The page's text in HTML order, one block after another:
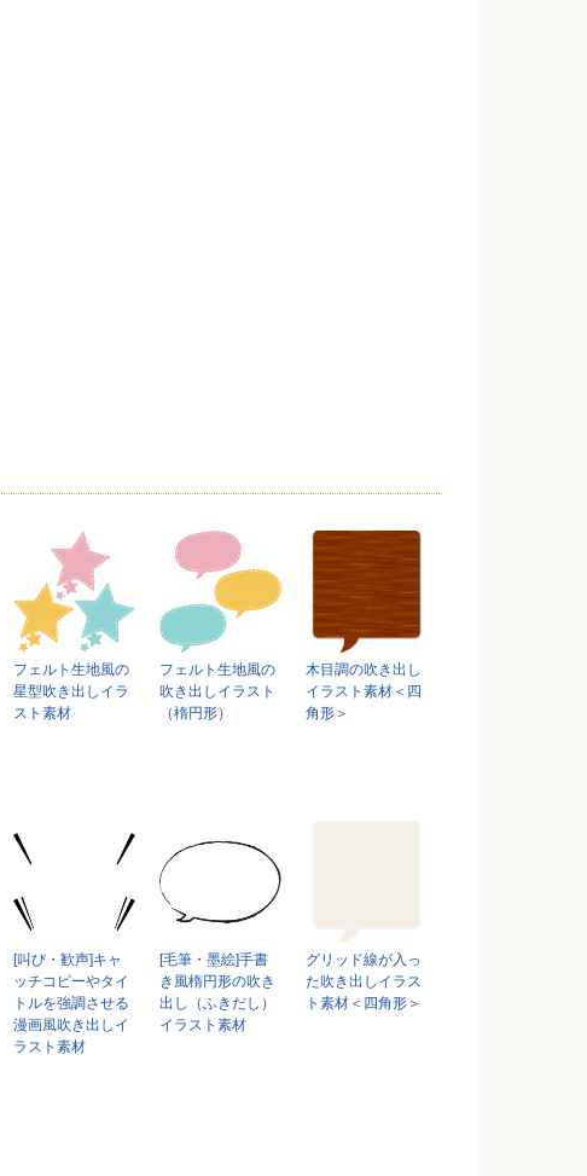
フェルト生地風の
星型吹き出しイラ
スト素材
フェルト生地風の
吹き出しイラスト
（楕円形）
木目調の吹き出し
イラスト素材＜四
角形＞
[叫び・歓声]キャ
ッチコピーやタイ
トルを強調させる
漫画風吹き出しイ
ラスト素材
[毛筆・墨絵]手書
き風楕円形の吹き
出し（ふきだし）
イラスト素材
グリッド線が入っ
た吹き出しイラス
ト素材＜四角形＞